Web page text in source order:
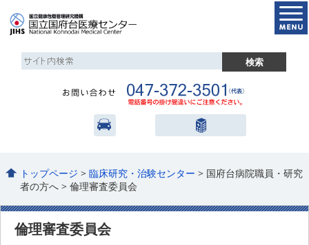
トップページ >臨床研究・治験センター > 国府台病院職員・研究
者の方へ > 倫理審査委員会
倫理審査委員会